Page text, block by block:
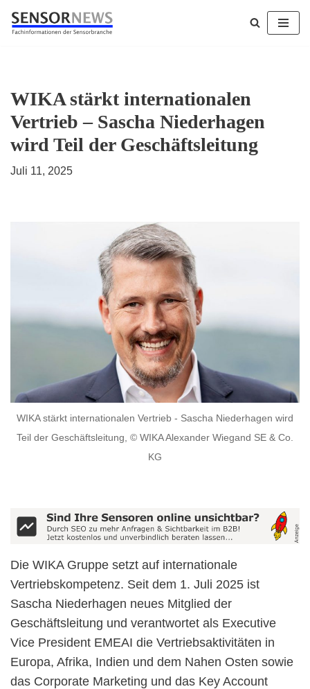
WIKA stärkt internationalen
Vertrieb – Sascha Niederhagen
wird Teil der Geschäftsleitung
Juli 11, 2025
WIKA stärkt internationalen Vertrieb - Sascha Niederhagen wird
Teil der Geschäftsleitung, © WIKA Alexander Wiegand SE & Co.
KG
Die WIKA Gruppe setzt auf internationale
Vertriebskompetenz. Seit dem 1. Juli 2025 ist
Sascha Niederhagen neues Mitglied der
Geschäftsleitung und verantwortet als Executive
Vice President EMEAI die Vertriebsaktivitäten in
Europa, Afrika, Indien und dem Nahen Osten sowie
das Corporate Marketing und das Key Account